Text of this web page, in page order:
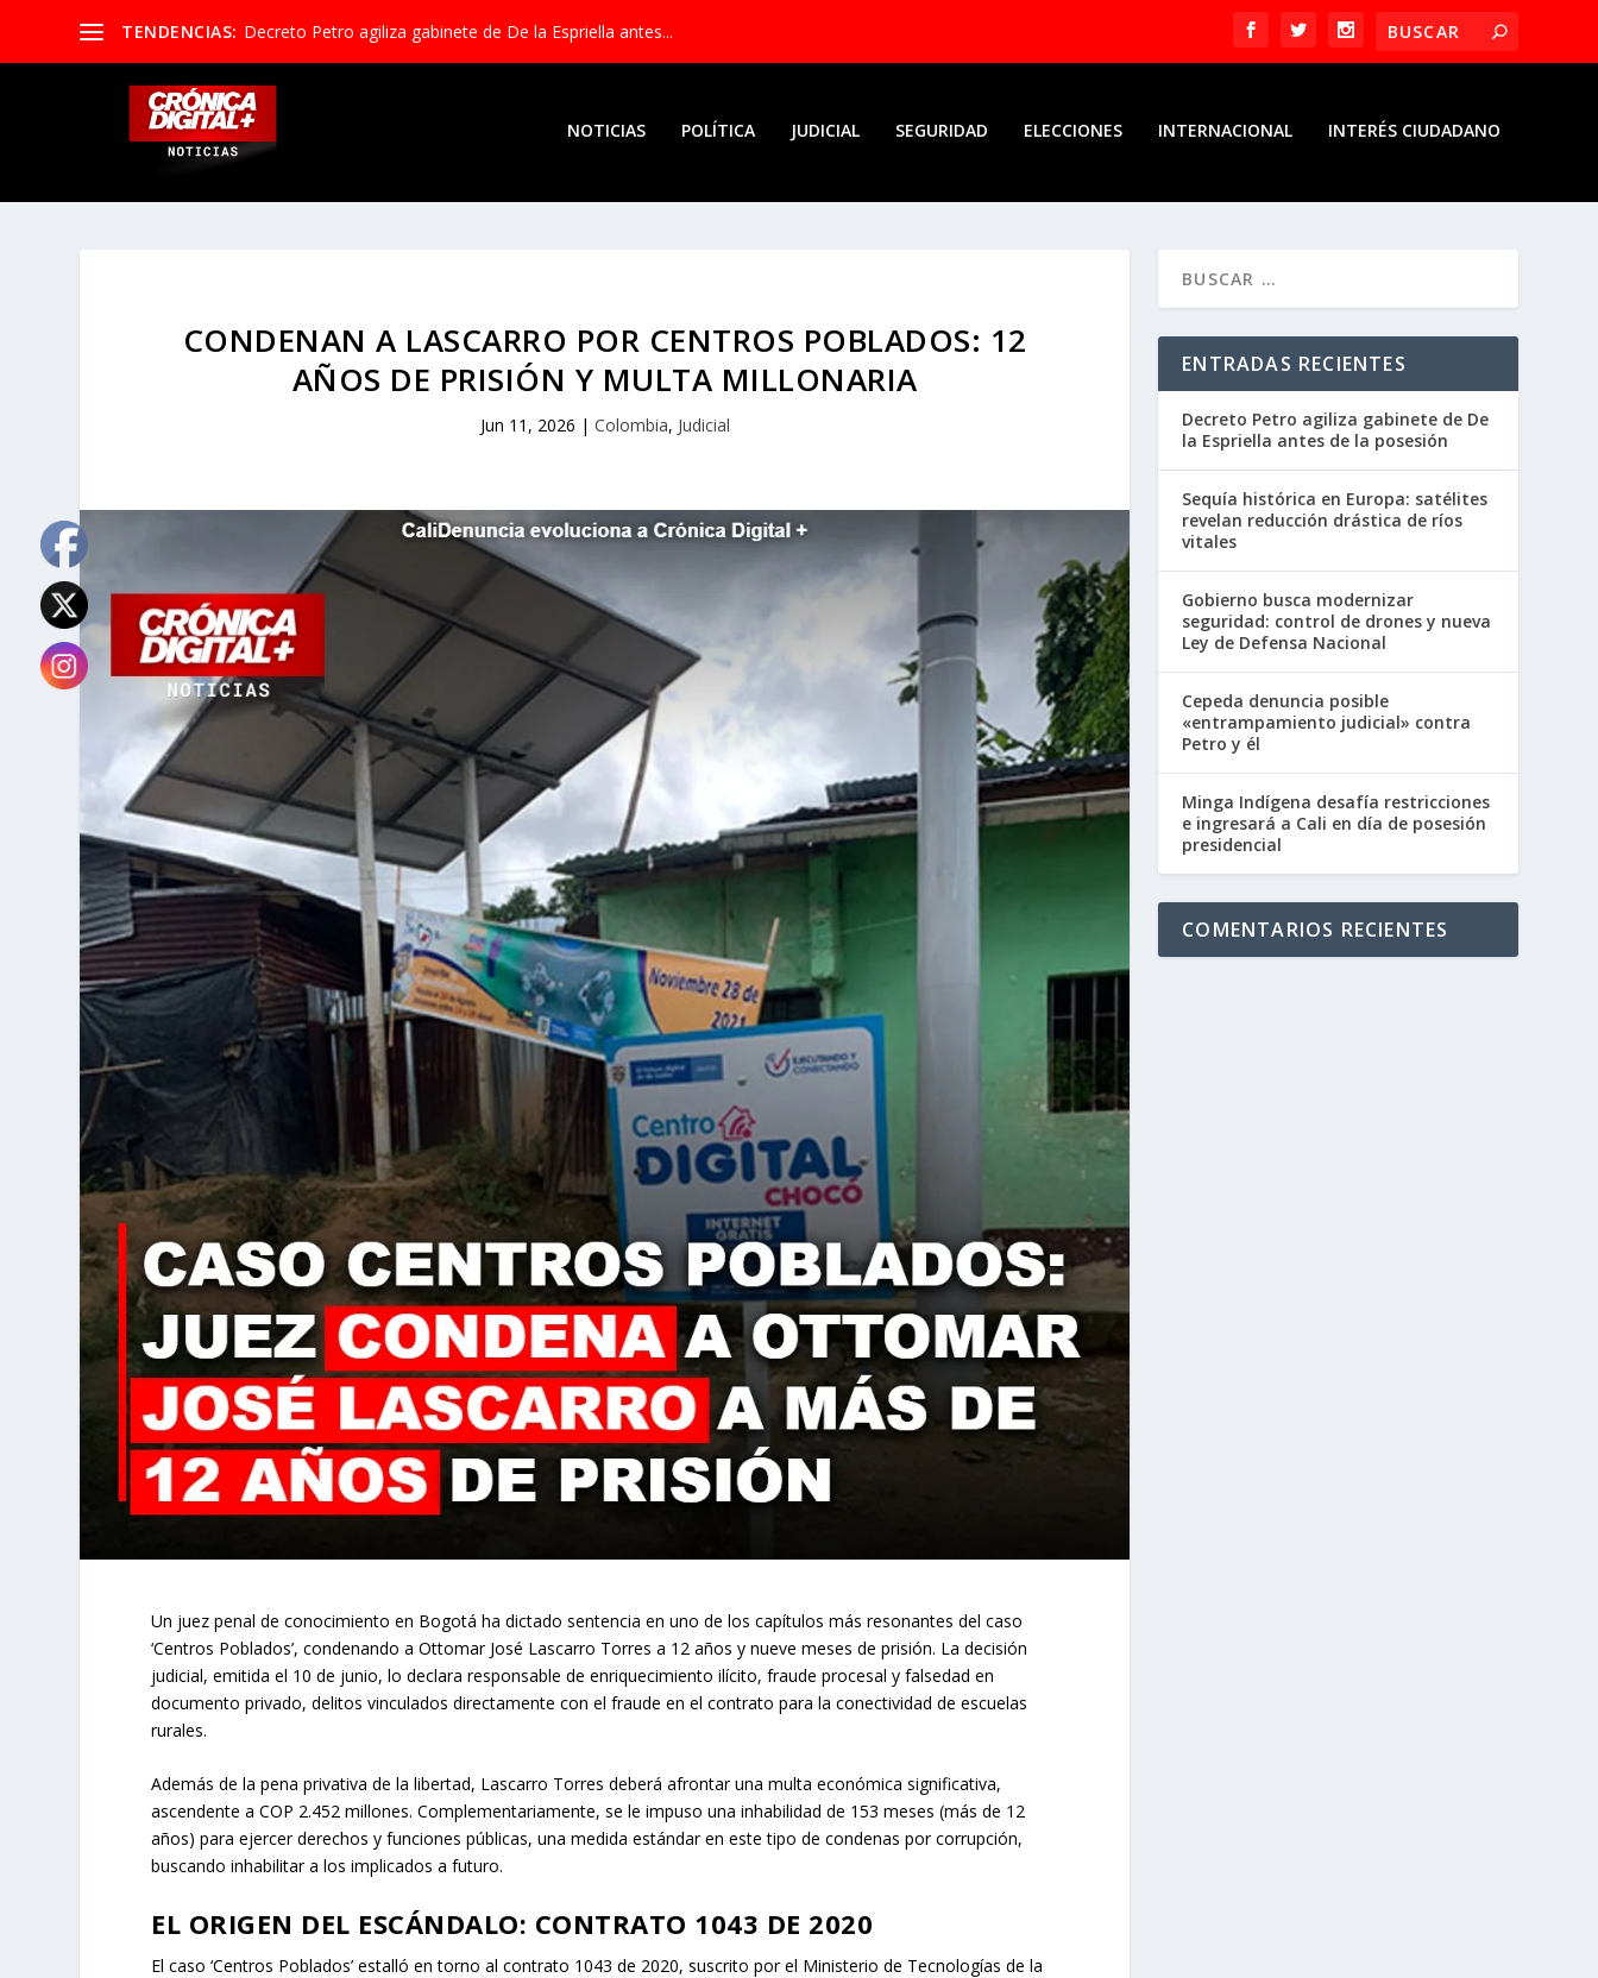
TENDENCIAS: Decreto Petro agiliza gabinete de De la Espriella antes...
NOTICIAS POLÍTICA JUDICIAL SEGURIDAD ELECCIONES INTERNACIONAL INTERÉS CIUDADANO
CONDENAN A LASCARRO POR CENTROS POBLADOS: 12
AÑOS DE PRISIÓN Y MULTA MILLONARIA
Jun 11, 2026 | Colombia, Judicial
Un juez penal de conocimiento en Bogotá ha dictado sentencia en uno de los capítulos más resonantes del caso
‘Centros Poblados’, condenando a Ottomar José Lascarro Torres a 12 años y nueve meses de prisión. La decisión
judicial, emitida el 10 de junio, lo declara responsable de enriquecimiento ilícito, fraude procesal y falsedad en
documento privado, delitos vinculados directamente con el fraude en el contrato para la conectividad de escuelas
rurales.
Además de la pena privativa de la libertad, Lascarro Torres deberá afrontar una multa económica significativa,
ascendente a COP 2.452 millones. Complementariamente, se le impuso una inhabilidad de 153 meses (más de 12
años) para ejercer derechos y funciones públicas, una medida estándar en este tipo de condenas por corrupción,
buscando inhabilitar a los implicados a futuro.
EL ORIGEN DEL ESCÁNDALO: CONTRATO 1043 DE 2020
El caso ‘Centros Poblados’ estalló en torno al contrato 1043 de 2020, suscrito por el Ministerio de Tecnologías de la
ENTRADAS RECIENTES
Decreto Petro agiliza gabinete de De
la Espriella antes de la posesión
Sequía histórica en Europa: satélites
revelan reducción drástica de ríos
vitales
Gobierno busca modernizar
seguridad: control de drones y nueva
Ley de Defensa Nacional
Cepeda denuncia posible
«entrampamiento judicial» contra
Petro y él
Minga Indígena desafía restricciones
e ingresará a Cali en día de posesión
presidencial
COMENTARIOS RECIENTES